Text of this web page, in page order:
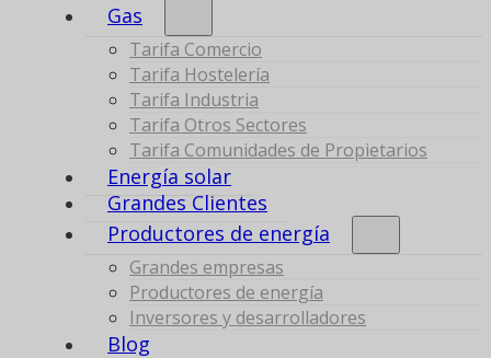
Gas
Tarifa Comercio
Tarifa Hostelería
Tarifa Industria
Tarifa Otros Sectores
Tarifa Comunidades de Propietarios
Energía solar
Grandes Clientes
Productores de energía
Grandes empresas
Productores de energía
Inversores y desarrolladores
Blog